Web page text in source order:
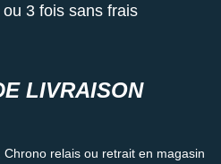
3 fois sans frais
LIVRAISON
relais ou retrait en magasin